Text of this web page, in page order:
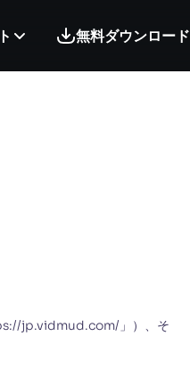
無料ダウンロード
jp.vidmud.com/」）、そ